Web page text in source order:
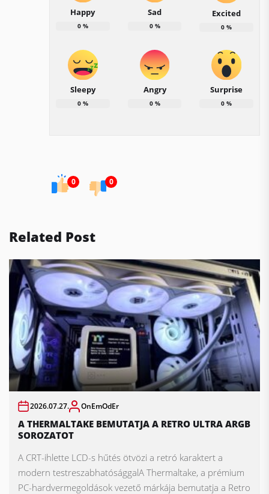
Happy
0%
Sad
0%
Excited
0 %
Sleepy
0%
Angry
0%
Surprise
0 %
0 0
Related Post
2026.07.27. OnEmOdEr
A THERMALTAKE BEMUTATJA A RETRO ULTRA ARGB
SOROZATOT
A CRT-ihlette LCD-s hűtés ötvözi a retró karaktert a
modern testreszabhatósággalA Thermaltake, a prémium
PC-hardvermegoldások vezető márkája bemutatja a Retro